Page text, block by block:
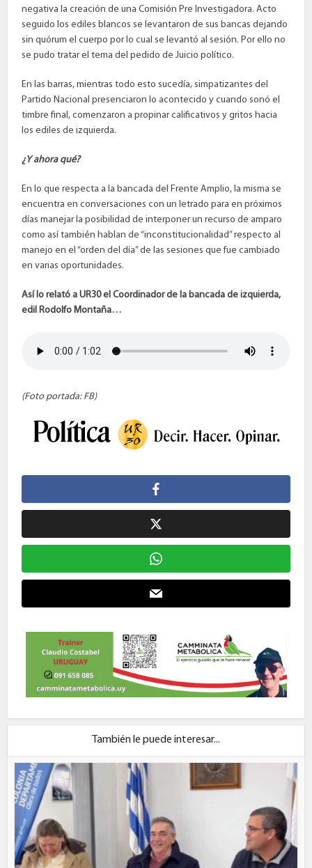
negativa la creación de una Comisión Pre Investigadora. Acto
seguido los ediles blancos se levantaron de sus bancas dejando
sin quórum el cuerpo por lo cual se levantó al sesión. Por ello no
se pudo tratar el tema del pedido de Juicio político.
En las barras, mientras todo esto sucedía, simpatizantes del
Partido Nacional presenciaron lo acontecido y cuando sonó el
timbre final, comenzaron a propinar calificativos y gritos hacia
los ediles de izquierda.
¿Y ahora qué?
En lo que respecta a la bancada del Frente Amplio, la misma se
encuentra en conversaciones con un letrado para en próximos
días manejar la posibilidad de interponer un recurso de amparo
como así también hablan de “inconstitucionalidad” respecto al
manejo en el “orden del día” de las sesiones que fue cambiado
en varias oportunidades.
Así lo relató a UR30 el Coordinador de la bancada de izquierda,
edil Rodolfo Montaña…
(Foto portada: FB)
También le puede interesar...